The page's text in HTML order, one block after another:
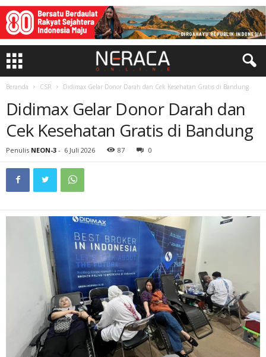
Beranda CSR Didimax Gelar Donor Darah dan Cek Kesehatan Gratis di Bandung
Didimax Gelar Donor Darah dan
Cek Kesehatan Gratis di Bandung
Penulis NEON-3 - 6 Juli 2026 87 0